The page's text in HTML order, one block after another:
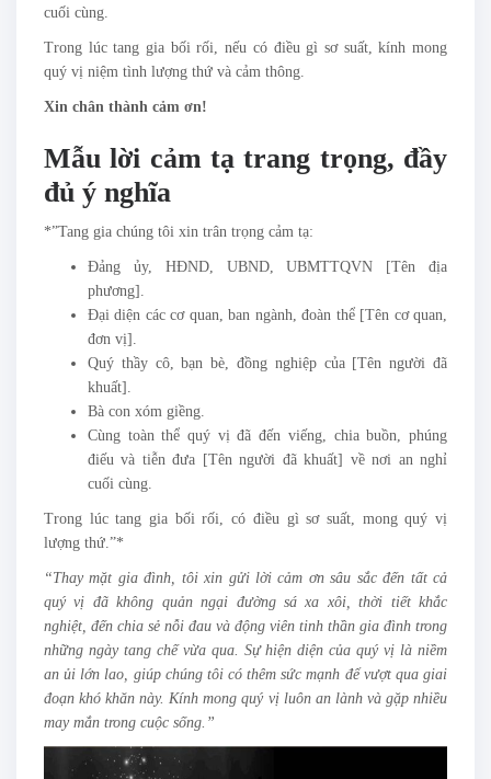
cuối cùng.
Trong lúc tang gia bối rối, nếu có điều gì sơ suất, kính mong
quý vị niệm tình lượng thứ và cảm thông.
Xin chân thành cảm ơn!
Mẫu lời cảm tạ trang trọng, đầy
đủ ý nghĩa
*”Tang gia chúng tôi xin trân trọng cảm tạ:
Đảng ủy, HĐND, UBND, UBMTTQVN [Tên địa
phương].
Đại diện các cơ quan, ban ngành, đoàn thể [Tên cơ quan,
đơn vị].
Quý thầy cô, bạn bè, đồng nghiệp của [Tên người đã
khuất].
Bà con xóm giềng.
Cùng toàn thể quý vị đã đến viếng, chia buồn, phúng
điếu và tiễn đưa [Tên người đã khuất] về nơi an nghỉ
cuối cùng.
Trong lúc tang gia bối rối, có điều gì sơ suất, mong quý vị
lượng thứ.”*
“Thay mặt gia đình, tôi xin gửi lời cảm ơn sâu sắc đến tất cả
quý vị đã không quản ngại đường sá xa xôi, thời tiết khắc
nghiệt, đến chia sẻ nỗi đau và động viên tinh thần gia đình trong
những ngày tang chế vừa qua. Sự hiện diện của quý vị là niềm
an ủi lớn lao, giúp chúng tôi có thêm sức mạnh để vượt qua giai
đoạn khó khăn này. Kính mong quý vị luôn an lành và gặp nhiều
may mắn trong cuộc sống.”